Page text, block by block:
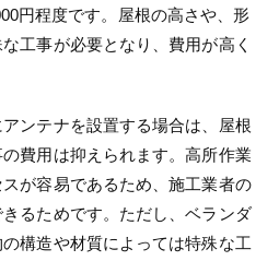
円程度です。屋根の高さや、形
工事が必要となり、費用が高く
ンテナを設置する場合は、屋根
費用は抑えられます。高所作業
が容易であるため、施工業者の
るためです。ただし、ベランダ
構造や材質によっては特殊な工